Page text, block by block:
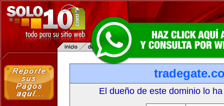
El dueño de este dominio lo